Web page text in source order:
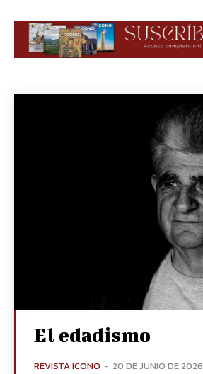
El edadismo
REVISTA ICONO - 20 DE JUNIO DE 2026